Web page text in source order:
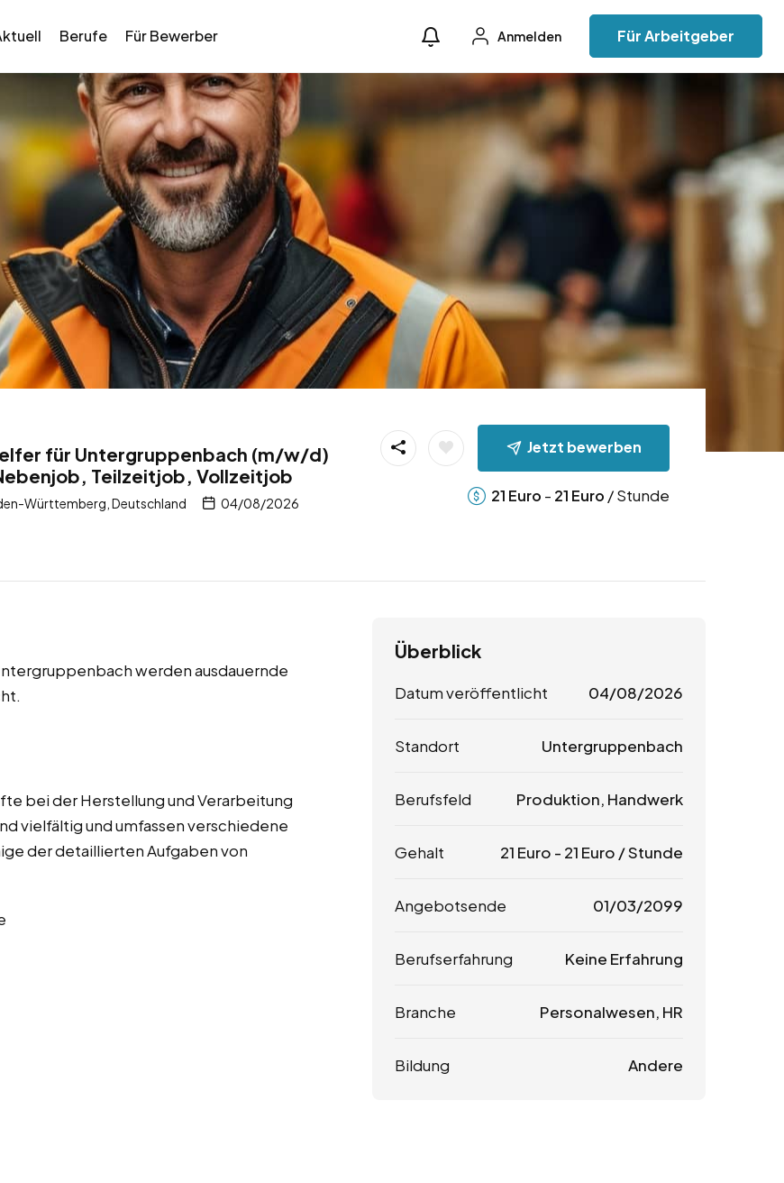
Berufe Für Bewerber Anmelden Für Arbeitgeber
für Untergruppenbach (m/w/d)
Teilzeitjob, Vollzeitjob
Württemberg, Deutschland 04/08/2026
Jetzt bewerben
21 Euro - 21 Euro / Stunde
werden ausdauernde
bei der Herstellung und Verarbeitung
vielfältig und umfassen verschiedene
der detaillierten Aufgaben von
Überblick
Datum veröffentlicht 04/08/2026
Standort Untergruppenbach
Berufsfeld Produktion, Handwerk
Gehalt 21 Euro - 21 Euro / Stunde
Angebotsende 01/03/2099
Berufserfahrung Keine Erfahrung
Branche Personalwesen, HR
Bildung Andere